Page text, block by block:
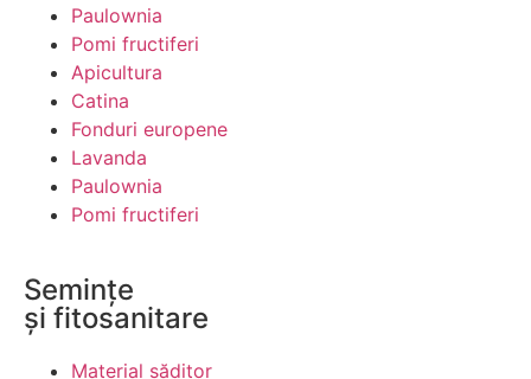
Paulownia
Pomi fructiferi
Apicultura
Catina
Fonduri europene
Lavanda
Paulownia
Pomi fructiferi
Semințe
și fitosanitare
Material săditor